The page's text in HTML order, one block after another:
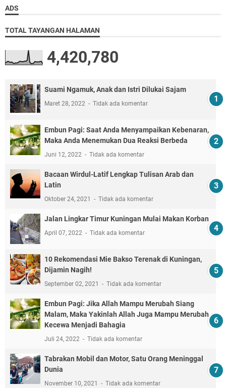
ADS
TOTAL TAYANGAN HALAMAN
4,420,780
Suami Ngamuk, Anak dan Istri Dilukai Sajam
Maret 28, 2022 Tidak ada komentar
Embun Pagi: Saat Anda Menyampaikan Kebenaran,
Maka Anda Menemukan Dua Reaksi Berbeda
Juni 12, 2022 Tidak ada komentar
Bacaan Wirdul-Latif Lengkap Tulisan Arab dan
Latin
Oktober 24, 2021 Tidak ada komentar
Jalan Lingkar Timur Kuningan Mulai Makan Korban
April 07, 2022 Tidak ada komentar
10 Rekomendasi Mie Bakso Terenak di Kuningan,
Dijamin Nagih!
September 02, 2021 Tidak ada komentar
Embun Pagi: Jika Allah Mampu Merubah Siang
Malam, Maka Yakinlah Allah Juga Mampu Merubah
Kecewa Menjadi Bahagia
Juli 24, 2022 Tidak ada komentar
Tabrakan Mobil dan Motor, Satu Orang Meninggal
Dunia
November 10, 2021 Tidak ada komentar